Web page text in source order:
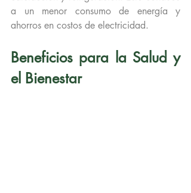
a un menor consumo de energía y
ahorros en costos de electricidad.
Beneficios para la Salud y
el Bienestar